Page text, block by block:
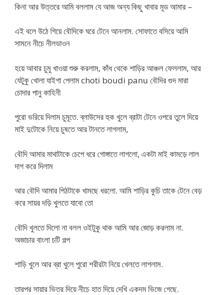
কিনা আর উত্তরে আমি বললাম যে আজ অন্য কিছু খাবার মূড আমার –
এই বলে উঠে গিয়ে বৌদিকে ঘরে টেনে আনলাম. সোফাতে বসিয়ে আমি
সামনে নীচে নীলডাওন
হয়ে আবার চুমু খাওয়া শুরু করলাম, কাঁধ থেকে শাড়ির আঞ্চল ফেললাম, আর
যেটুকু খোলা যাইগা পেলাম choti boudi panu বৌদির গুদ মারা
চোদার পানু কাহিনী
পুরো ভরিয়ে দিলাম চুমূতে. ব্লাউসের হুক খুলে ব্রাটা টেনে ওপরে তুলে দিয়ে
মাই দুটোকে নিয়ে চুষতে আর টানতে লাগলাম,
বৌদি আমার মাথাটাকে চেপে ধরে গোঙ্গাতে লাগলো, একটা মাই কামড়ে লাল
দাগ করে দিলাম
আর বৌদি আমার পিঠটাকে খামছে ধরলো. আমি শাড়ির কুচি তাকে টেনে বেড়
করে সায়র দড়ি খুলতে যাবো তো
বৌদি খুলতে দিলো না বলল ওইটুকু থাক আমি আর জোড় করলাম না.
অজাচার বাংলা চটি গল্প
শাড়ি খুলে আর ব্রা খুলে পুরো শরীরটা নিয়ে খেলতে লাগলাম.
তারপর সায়ার ভিতর দিয়ে নীচে হাত দিয়ে দেখি একদম ভিজে গেছে.